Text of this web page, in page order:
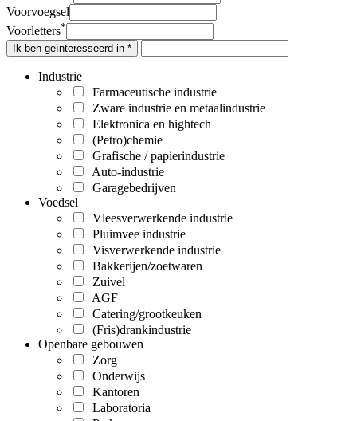
Voorvoegsel
Voorletters*
Ik ben geïnteresseerd in *
Industrie
Farmaceutische industrie
Zware industrie en metaalindustrie
Elektronica en hightech
(Petro)chemie
Grafische / papierindustrie
Auto-industrie
Garagebedrijven
Voedsel
Vleesverwerkende industrie
Pluimvee industrie
Visverwerkende industrie
Bakkerijen/zoetwaren
Zuivel
AGF
Catering/grootkeuken
(Fris)drankindustrie
Openbare gebouwen
Zorg
Onderwijs
Kantoren
Laboratoria